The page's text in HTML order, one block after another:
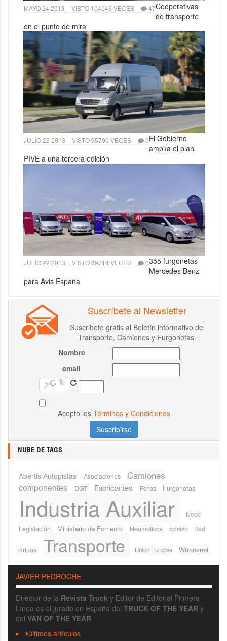
MAYO 24 2013 VISTO 104046 VECES 47Cooperativas
de transporte
en el punto de mira
JULIO 22 2013 VISTO 95790 VECES 0El Gobierno
amplía el plan
PIVE a una tercera edición
JULIO 22 2013 VISTO 89714 VECES 0355 furgonetas
Mercedes Benz
para Avis España
Suscríbete al Newsletter
Suscribete gratis al Boletín informativo del
Transporte, Camiones y Furgonetas.
Nombre
email
Acepto los Términos y Condiciones
NUBE DE TAGS
Abertis Autopistas Asociaciones Camiones
componentes DGT Fabricantes Ferias Furgonetas
Industria Auxiliar
Iveco
Legislación
Ministerio de Fomento Neumaticos opinión Red
Tortuga Transporte Unión Europea Wtransnet
JAVIER PEDROCHE
Director de la Revista Truck y Editor de Editorial Primera
Línea es el jurado en España del TRUCK OF THE YEAR y
del VAN OF THE YEAR
últimos artículos